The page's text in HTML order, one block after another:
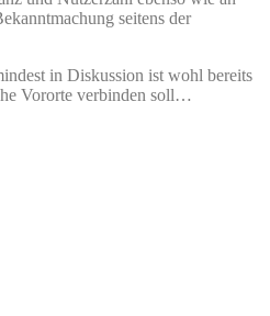
seitens der
in Diskussion ist wohl bereits
Vororte verbinden soll…